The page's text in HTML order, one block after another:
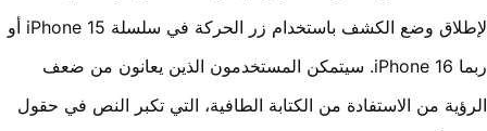
لإطلاق وضع الكشف باستخدام زر الحركة في سلسلة iPhone 15 أو
ربما iPhone 16. سيتمكن المستخدمون الذين يعانون من ضعف
من الاستفادة من الكتابة الطافية، التي تكبر النص في حقول